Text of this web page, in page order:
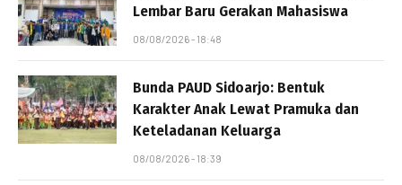
Lembar Baru Gerakan Mahasiswa
08/08/2026 - 18:48
Bunda PAUD Sidoarjo: Bentuk
Karakter Anak Lewat Pramuka dan
Keteladanan Keluarga
08/08/2026 - 18:39